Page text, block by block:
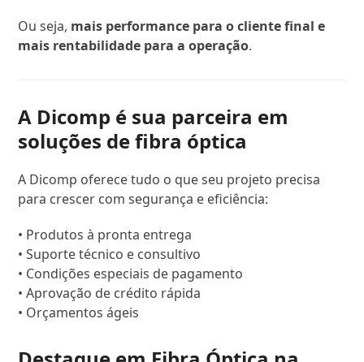
Ou seja, mais performance para o cliente final e
mais rentabilidade para a operação.
A Dicomp é sua parceira em
soluções de fibra óptica
A Dicomp oferece tudo o que seu projeto precisa
para crescer com segurança e eficiência:
• Produtos à pronta entrega
• Suporte técnico e consultivo
• Condições especiais de pagamento
• Aprovação de crédito rápida
• Orçamentos ágeis